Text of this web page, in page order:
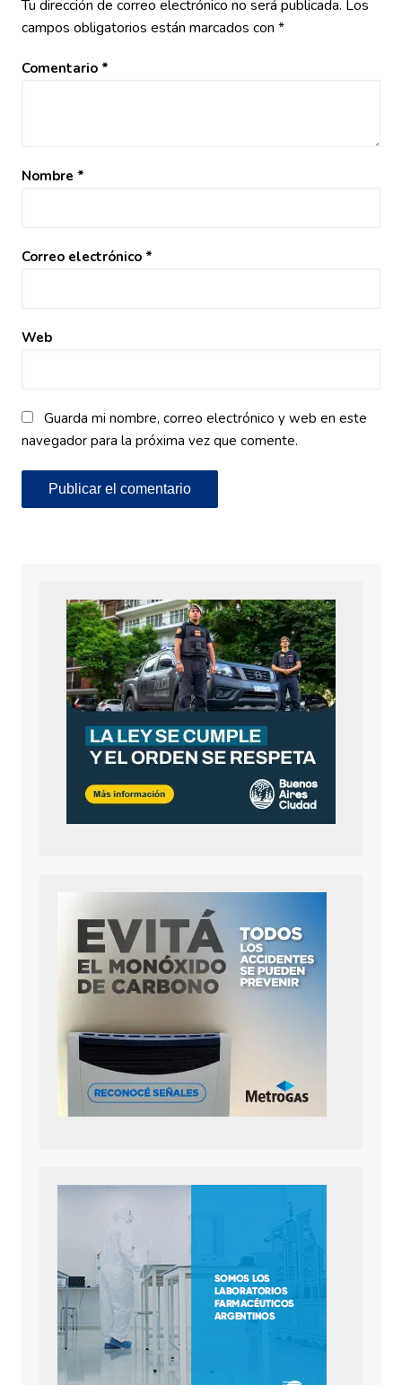
Tu dirección de correo electrónico no será publicada. Los
campos obligatorios están marcados con *
Comentario *
Nombre *
Correo electrónico *
Web
Guarda mi nombre, correo electrónico y web en este
navegador para la próxima vez que comente.